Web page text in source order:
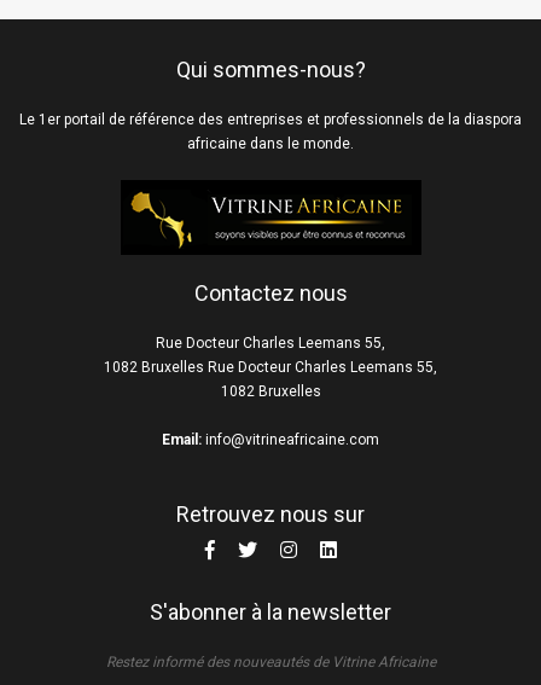
Qui sommes-nous?
Le 1er portail de référence des entreprises et professionnels de la diaspora
africaine dans le monde.
Contactez nous
Rue Docteur Charles Leemans 55,
1082 Bruxelles Rue Docteur Charles Leemans 55,
1082 Bruxelles
Email: info@vitrineafricaine.com
Retrouvez nous sur
S'abonner à la newsletter
Restez informé des nouveautés de Vitrine Africaine